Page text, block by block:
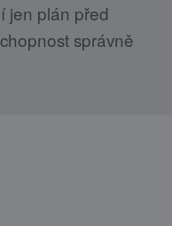
jen plán před
správně